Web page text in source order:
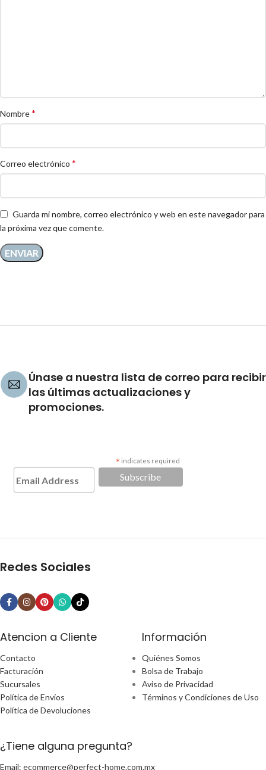
Nombre*
Correo electrónico *
Guarda mi nombre, correo electrónico y web en este navegador para
la próxima vez que comente.
Únase a nuestra lista de correo para recibir
las últimas actualizaciones y
promociones.
* indicates required
Redes Sociales
Atencion a Cliente
Contacto
Facturación
Sucursales
Política de Envíos
Política de Devoluciones
Información
Quiénes Somos
Bolsa de Trabajo
Aviso de Privacidad
Términos y Condiciones de Uso
¿Tiene alguna pregunta?
Email: ecommerce@perfect-home.com.mx